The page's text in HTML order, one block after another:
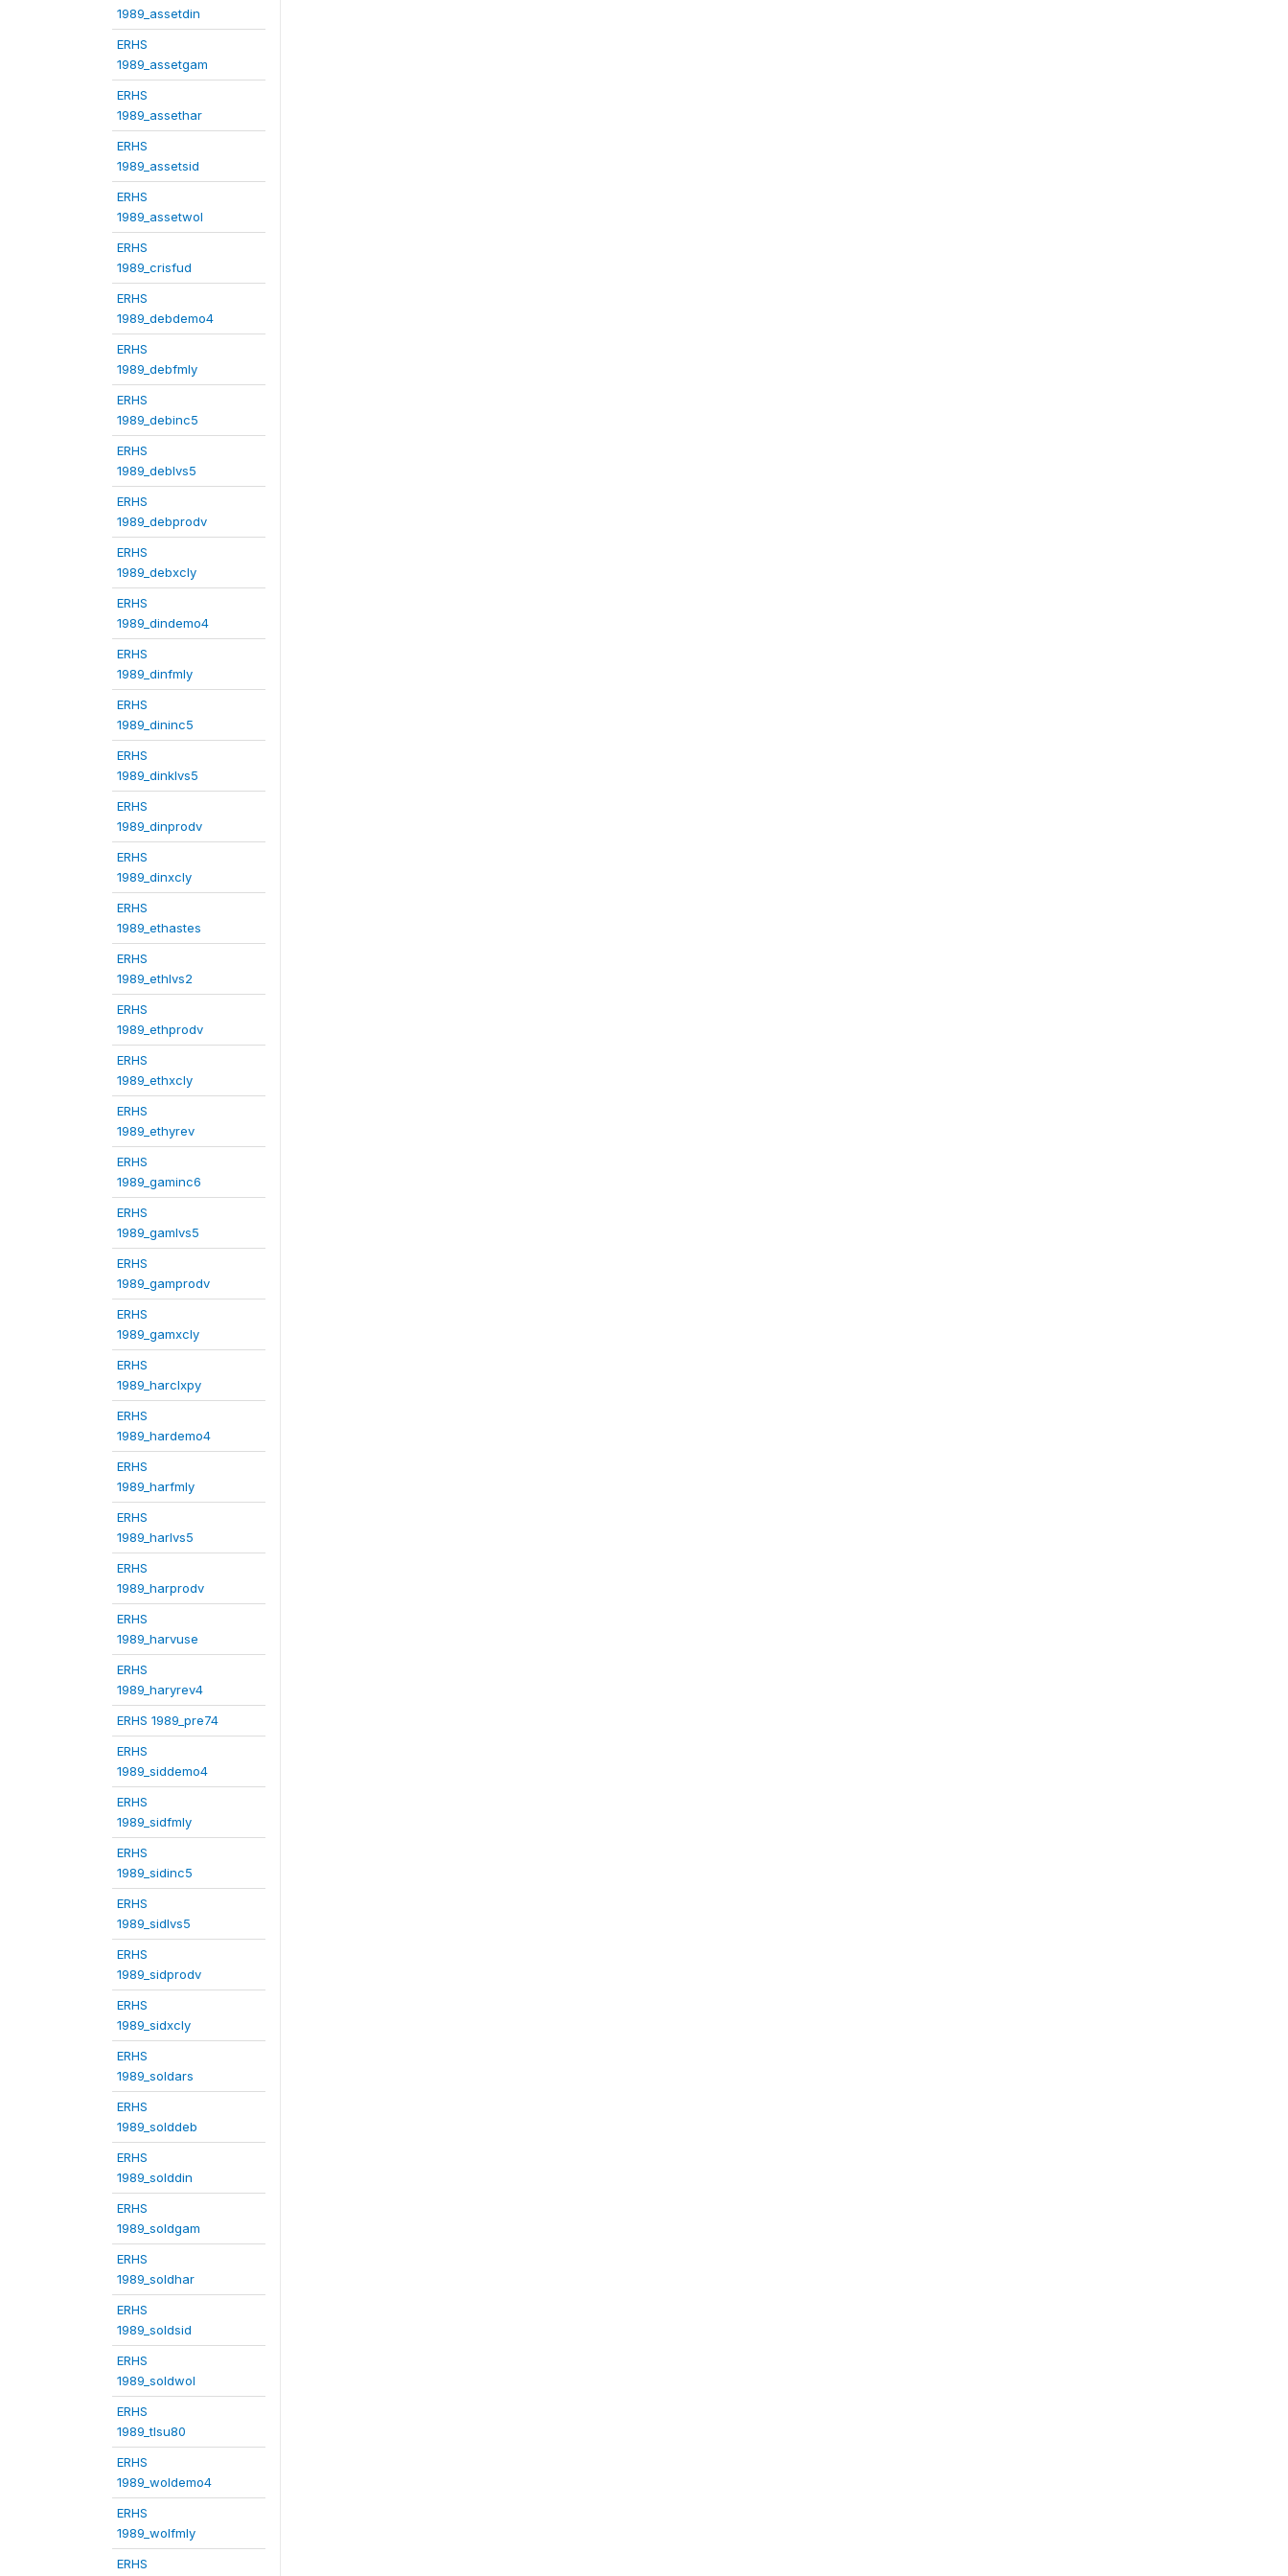
1989_assetdin
ERHS
1989_assetgam
ERHS
1989_assethar
ERHS
1989_assetsid
ERHS
1989_assetwol
ERHS
1989_crisfud
ERHS
1989_debdemo4
ERHS
1989_debfmly
ERHS
1989_debinc5
ERHS
1989_deblvs5
ERHS
1989_debprodv
ERHS
1989_debxcly
ERHS
1989_dindemo4
ERHS
1989_dinfmly
ERHS
1989_dininc5
ERHS
1989_dinklvs5
ERHS
1989_dinprodv
ERHS
1989_dinxcly
ERHS
1989_ethastes
ERHS
1989_ethlvs2
ERHS
1989_ethprodv
ERHS
1989_ethxcly
ERHS
1989_ethyrev
ERHS
1989_gaminc6
ERHS
1989_gamlvs5
ERHS
1989_gamprodv
ERHS
1989_gamxcly
ERHS
1989_harclxpy
ERHS
1989_hardemo4
ERHS
1989_harfmly
ERHS
1989_harlvs5
ERHS
1989_harprodv
ERHS
1989_harvuse
ERHS
1989_haryrev4
ERHS 1989_pre74
ERHS
1989_siddemo4
ERHS
1989_sidfmly
ERHS
1989_sidinc5
ERHS
1989_sidlvs5
ERHS
1989_sidprodv
ERHS
1989_sidxcly
ERHS
1989_soldars
ERHS
1989_solddeb
ERHS
1989_solddin
ERHS
1989_soldgam
ERHS
1989_soldhar
ERHS
1989_soldsid
ERHS
1989_soldwol
ERHS
1989_tlsu80
ERHS
1989_woldemo4
ERHS
1989_wolfmly
ERHS